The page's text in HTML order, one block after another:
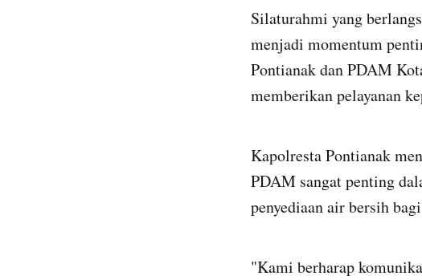
Silaturahmi yang
menjadi momentum
Pontianak dan PDAM
memberikan pelayanan
Kapolresta Pontianak
PDAM sangat penting
penyediaan air bersih
"Kami berharap